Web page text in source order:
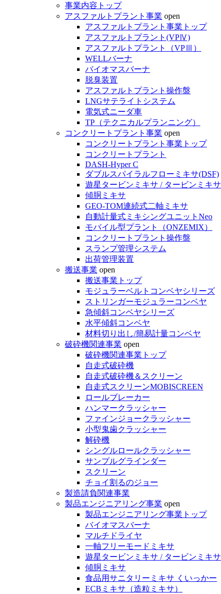
事業内容トップ
アスファルトプラント事業 open
アスファルトプラント事業トップ
アスファルトプラント(VPⅣ)
アスファルトプラント（VPⅢ）
WELLバーナ
バイオマスバーナ
脱臭装置
アスファルトプラント操作盤
LNGサテライトシステム
電気式ニーダ車
TP（テクニカルプランニング）
コンクリートプラント事業 open
コンクリートプラント事業トップ
コンクリートプラント
DASH-Hyper C
ダブルスパイラルフローミキサ(DSF)
遊星タービンミキサ / タービンミキサ
傾胴ミキサ
GEO-TOM連続式二軸ミキサ
自動計量式ミキシングユニットNeo
モバイル型プラント（ONZEMIX）
コンクリートプラント操作盤
スランプ管理システム
出荷管理装置
搬送事業 open
搬送事業トップ
モジュラーベルトコンベヤシリーズ
ストリンガーモジュラーコンベヤ
急傾斜コンベヤシリーズ
水平傾斜コンベヤ
材料切り出し/簡易計量コンベヤ
破砕機関連事業 open
破砕機関連事業トップ
自走式破砕機
自走式破砕機＆スクリーン
自走式スクリーンMOBISCREEN
ロールブレーカー
ハンマークラッシャー
ファインジョークラッシャー
小型鬼歯クラッシャー
解砕機
シングルロールクラッシャー
サンプルグラインダー
スクリーン
チョイ割るのジョー
製造請負関連事業
製品エンジニアリング事業 open
製品エンジニアリング事業トップ
バイオマスバーナ
マルチドライヤ
一軸フリーモードミキサ
遊星タービンミキサ / タービンミキサ
傾胴ミキサ
食品用サニタリーミキサ くいっかー
ECBミキサ（造粒ミキサ）